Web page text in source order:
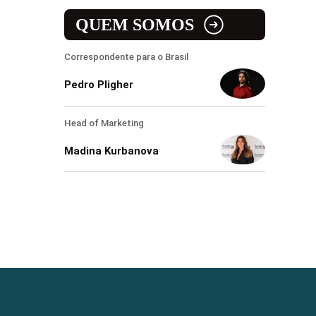
QUEM SOMOS
Correspondente para o Brasil
Pedro Pligher
Head of Marketing
Madina Kurbanova